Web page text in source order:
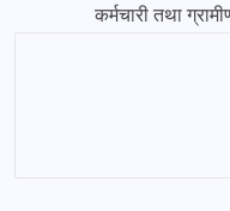
कर्मचारी तथा